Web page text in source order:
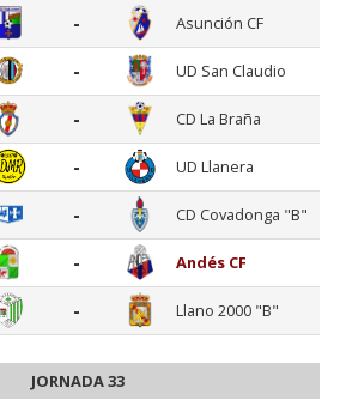
- Asunción CF
- UD San Claudio
- CD La Braña
- UD Llanera
- CD Covadonga "B"
- Andés CF
- Llano 2000 "B"
JORNADA 33